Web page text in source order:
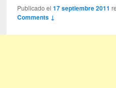
Publicado el17 septiembre 2011
Comments ↓